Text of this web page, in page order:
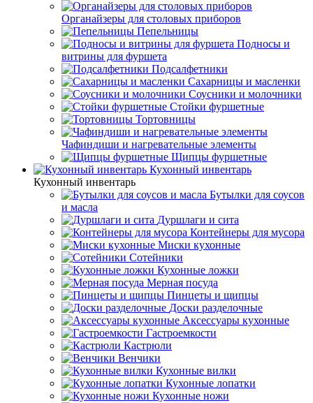
Органайзеры для столовых приборов
Пепельницы
Подносы и
витрины для фуршета
Подсалфетники
Сахарницы и масленки
Соусники и молочники
Стойки фуршетные
Тортовницы
Чафиндиши и нагревательные элементы
Щипцы фуршетные
Кухонный инвентарь
Кухонный инвентарь
Бутылки для соусов
и масла
Дуршлаги и сита
Контейнеры для мусора
Миски кухонные
Сотейники
Кухонные ложки
Мерная посуда
Пинцеты и щипцы
Доски разделочные
Аксессуары кухонные
Гастроемкости
Кастрюли
Венчики
Кухонные вилки
Кухонные лопатки
Кухонные ножи